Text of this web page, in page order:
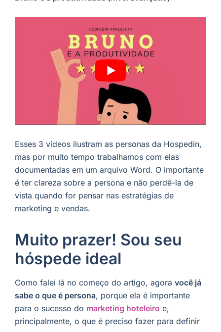
Esses 3 vídeos ilustram as personas da Hospedin,
mas por muito tempo trabalhamos com elas
documentadas em um arquivo Word. O importante
é ter clareza sobre a persona e não perdê-la de
vista quando for pensar nas estratégias de
marketing e vendas.
Muito prazer! Sou seu
hóspede ideal
Como falei lá no começo do artigo, agora você já
sabe o que é persona, porque ela é importante
para o sucesso do marketing hoteleiro e,
principalmente, o que é preciso fazer para definir